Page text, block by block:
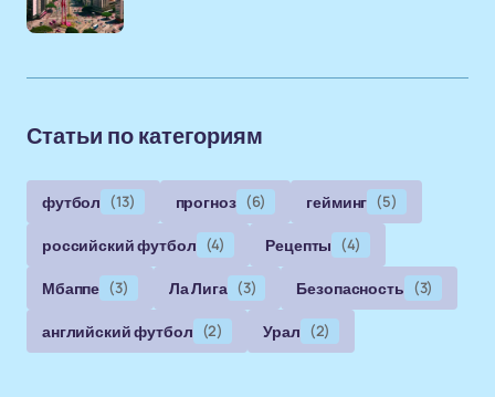
Статьи по категориям
футбол (13) прогноз (6) гейминг (5)
российский футбол (4) Рецепты (4)
Мбаппе (3) Ла Лига (3) Безопасность (3)
английский футбол (2) Урал (2)